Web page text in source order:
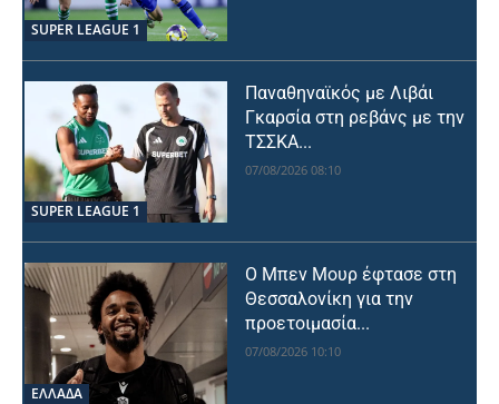
SUPER LEAGUE 1
SUPER LEAGUE 1
Παναθηναϊκός με Λιβάι
Γκαρσία στη ρεβάνς με την
ΤΣΣΚΑ...
07/08/2026 08:10
ΕΛΛΑΔΑ
Ο Μπεν Μουρ έφτασε στη
Θεσσαλονίκη για την
προετοιμασία...
07/08/2026 10:10